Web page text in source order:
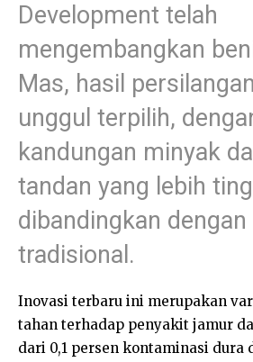
Development telah
mengembangkan
Mas, hasil
unggul terpilih,
kandungan minyak
tandan yang lebih
dibandingkan
tradisional.
Inovasi terbaru ini merupakan
tahan terhadap penyakit jamur
dari 0,1 persen kontaminasi dura